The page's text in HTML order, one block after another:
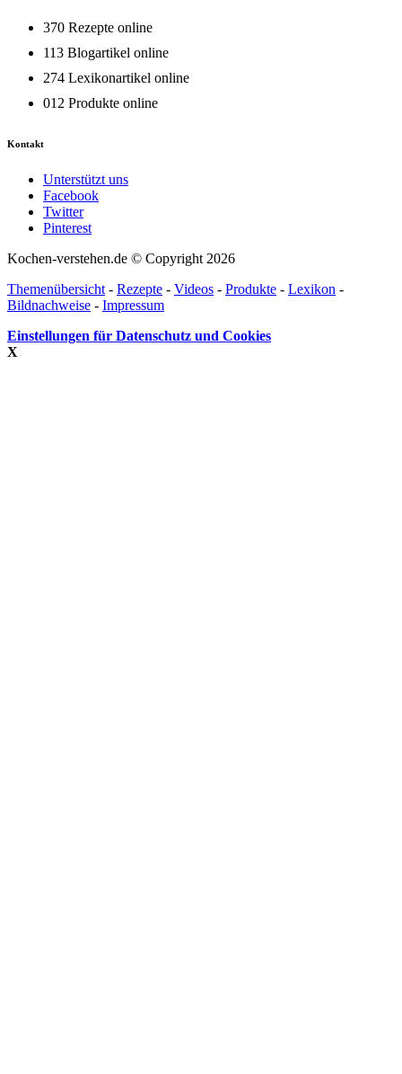
370 Rezepte online
113 Blogartikel online
274 Lexikonartikel online
012 Produkte online
Kontakt
Unterstützt uns
Facebook
Twitter
Pinterest
Kochen-verstehen.de © Copyright 2026
Themenübersicht - Rezepte - Videos - Produkte - Lexikon -
Bildnachweise - Impressum
Einstellungen für Datenschutz und Cookies
X